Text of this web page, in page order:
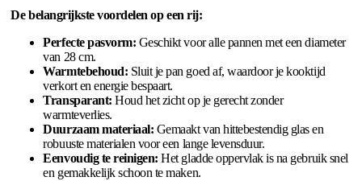
De belangrijkste voordelen op een rij:
Perfecte pasvorm: Geschikt voor alle pannen met een diameter
van 28 cm.
Warmtebehoud: Sluit je pan goed af, waardoor je kooktijd
verkort en energie bespaart.
Transparant: Houd het zicht op je gerecht zonder
warmteverlies.
Duurzaam materiaal: Gemaakt van hittebestendig glas en
robuuste materialen voor een lange levensduur.
Eenvoudig te reinigen: Het gladde oppervlak is na gebruik snel
en gemakkelijk schoon te maken.